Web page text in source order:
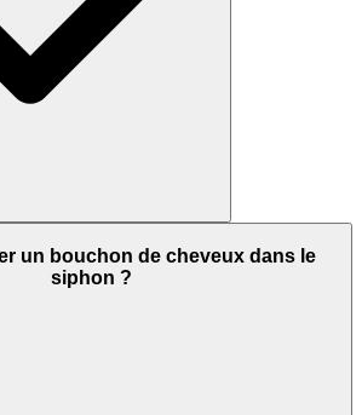
un bouchon de cheveux dans le
siphon ?